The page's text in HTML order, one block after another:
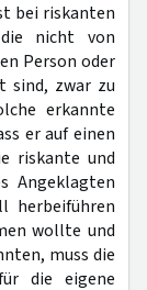
bei riskanten
die nicht von
Person oder
sind, zwar zu
erkannte
er auf einen
riskante und
Angeklagten
herbeiführen
wollte und
muss die
die eigene